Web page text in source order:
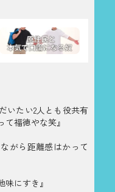
いたい2人とも役共有
福徳やな笑』
がら距離感はかって
味にすき』